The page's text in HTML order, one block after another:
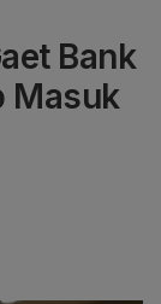
Bank
Masuk